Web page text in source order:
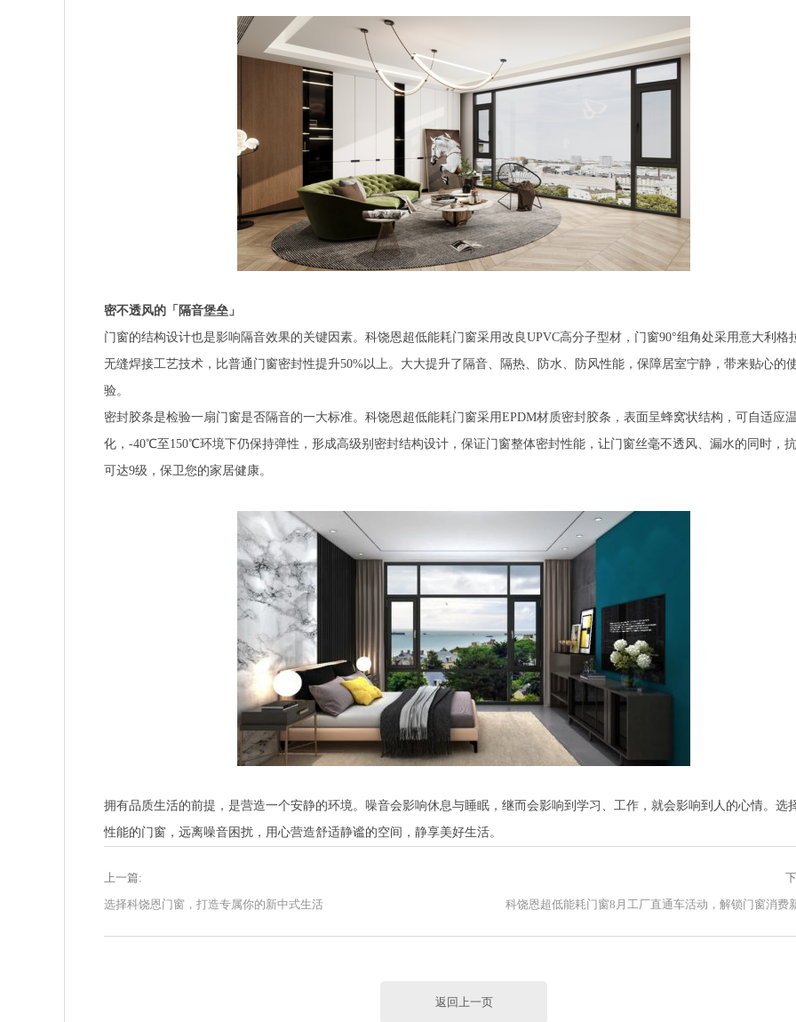
密不透风的「隔音堡垒」
门窗的结构设计也是影响隔音效果的关键因素。科饶恩超低能耗门窗采用改良UPVC高分子型材，门窗90°组角处采用意大利格
无缝焊接工艺技术，比普通门窗密封性提升50%以上。大大提升了隔音、隔热、防水、防风性能，保障居室宁静，带来贴心的
验。
密封胶条是检验一扇门窗是否隔音的一大标准。科饶恩超低能耗门窗采用EPDM材质密封胶条，表面呈蜂窝状结构，可自适应
化，-40℃至150℃环境下仍保持弹性，形成高级别密封结构设计，保证门窗整体密封性能，让门窗丝毫不透风、漏水的同时，
可达9级，保卫您的家居健康。
拥有品质生活的前提，是营造一个安静的环境。噪音会影响休息与睡眠，继而会影响到学习、工作，就会影响到人的心情。选
性能的门窗，远离噪音困扰，用心营造舒适静谧的空间，静享美好生活。
上一篇:
选择科饶恩门窗，打造专属你的新中式生活
科饶恩超低能耗门窗8月工厂直通车活动，解锁门窗消费
返回上一页